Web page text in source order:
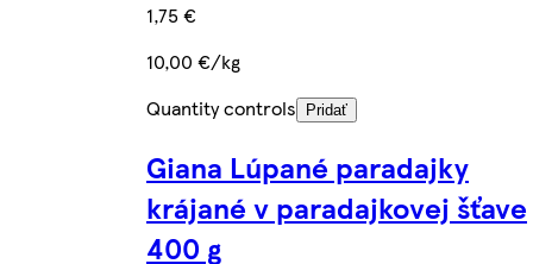
1,75 €
10,00 €/kg
Quantity controls
Pridať
Giana Lúpané paradajky
krájané v paradajkovej šťave
400 g